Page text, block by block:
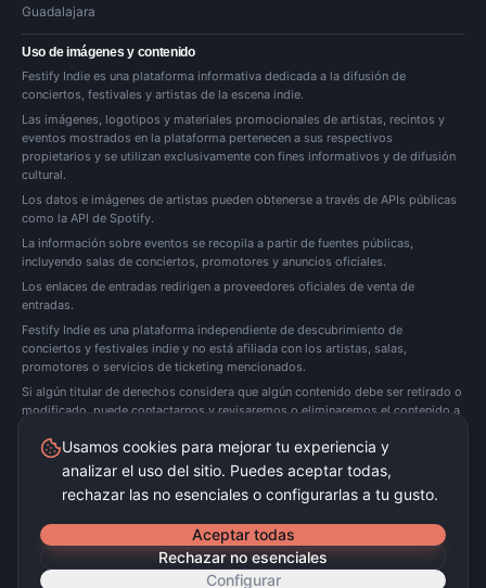
Guadalajara
Uso de imágenes y contenido
Festify Indie es una plataforma informativa dedicada a la difusión de
conciertos, festivales y artistas de la escena indie.
Las imágenes, logotipos y materiales promocionales de artistas, recintos y
eventos mostrados en la plataforma pertenecen a sus respectivos
propietarios y se utilizan exclusivamente con fines informativos y de difusión
cultural.
Los datos e imágenes de artistas pueden obtenerse a través de APIs públicas
como la API de Spotify.
La información sobre eventos se recopila a partir de fuentes públicas,
incluyendo salas de conciertos, promotores y anuncios oficiales.
Los enlaces de entradas redirigen a proveedores oficiales de venta de
entradas.
Festify Indie es una plataforma independiente de descubrimiento de
conciertos y festivales indie y no está afiliada con los artistas, salas,
promotores o servicios de ticketing mencionados.
Si algún titular de derechos considera que algún contenido debe ser retirado o
modificado, puede contactarnos y revisaremos o eliminaremos el contenido a
Festify Indie no vende entradas directamente. Redirigimos a plataformas oficiales de
© 2026 Festify Indie · Beta
Usamos cookies para mejorar tu experiencia y
analizar el uso del sitio. Puedes aceptar todas,
rechazar las no esenciales o configurarlas a tu gusto.
Aceptar todas
Rechazar no esenciales
Configurar